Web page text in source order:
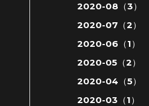
2020-08（3）
2020-07（2）
2020-06（1）
2020-05（2）
2020-04（5）
2020-03（1）